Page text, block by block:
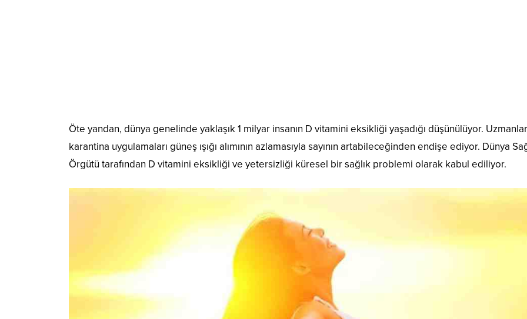
Öte yandan, dünya genelinde yaklaşık 1 milyar insanın D vitamini eksikliği yaşadığı düşünülüyor.
karantina uygulamaları güneş ışığı alımının azlamasıyla sayının artabileceğinden endişe ediyor. Dünya
Örgütü tarafından D vitamini eksikliği ve yetersizliği küresel bir sağlık problemi olarak kabul ediliyor.